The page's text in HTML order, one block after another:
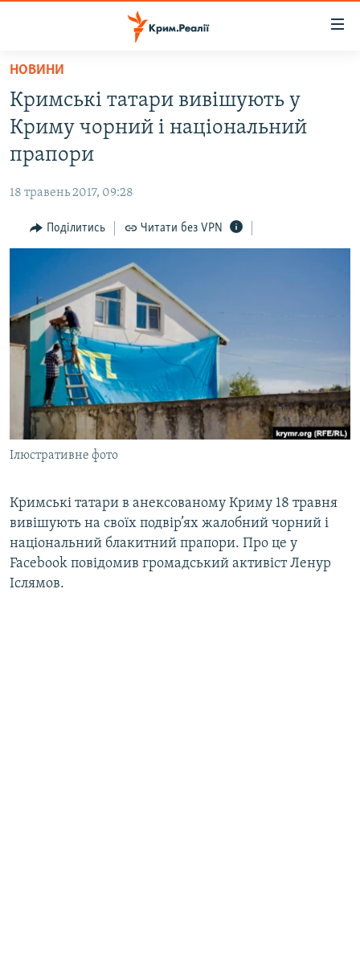
Перейти
основного
матеріалу
Перейти
до
основної
навігації
Перейти
до
ВОДА.КРИМ
ВІДЕО ТА ФОТО
БЛОГИ
ПОГЛЯД
ВСЕ ЗА ДЕНЬ
СПЕЦПРОЕКТИ
ДЕПОРТАЦІЯ
ВІДЕОУРОКИ «ELIFBE»
СВІДЧЕННЯ ОКУПАЦІЇ
УКРАЇНСЬКА ПРОБЛЕМА КРИМУ
ІНФОГРАФІКА
ЯК ОБІЙТИ БЛОКУВАННЯ
Русский
Qırımtatar
ДОЛУЧАЙСЯ!
Усі сайти RFE/RL
НОВИНИ
Кримські татари вивішують у
Криму чорний і національний
прапори
18 травень 2017, 09:28
Поділитись Читати без VPN
Ілюстративне фото
Кримські татари в анексованому Криму 18 травня
вивішують на своїх подвір’ях жалобний чорний і
національний блакитний прапори. Про це у
Facebook повідомив громадський активіст Ленур
Іслямов.